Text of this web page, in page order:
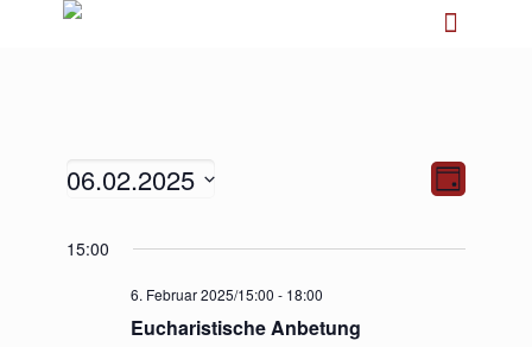
Ansichten-
Navigation
Ansichten-
Tag
06.02.2025
wählen.
15:00
6. Februar 2025/15:00 - 18:00
Eucharistische Anbetung